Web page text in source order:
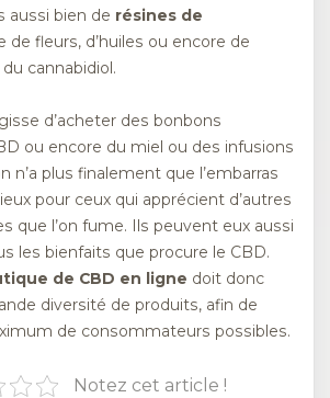
aussi bien de résines de
de fleurs, d’huiles ou encore de
cannabidiol.
d’acheter des bonbons
ou encore du miel ou des infusions
n’a plus finalement que l’embarras
pour ceux qui apprécient d’autres
que l’on fume. Ils peuvent eux aussi
les bienfaits que procure le CBD.
de CBD en ligne doit donc
diversité de produits, afin de
de consommateurs possibles.
Notez cet article !